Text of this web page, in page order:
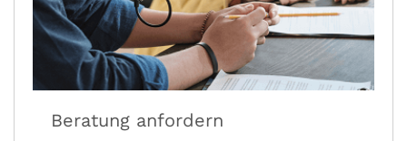
Beratung anfordern